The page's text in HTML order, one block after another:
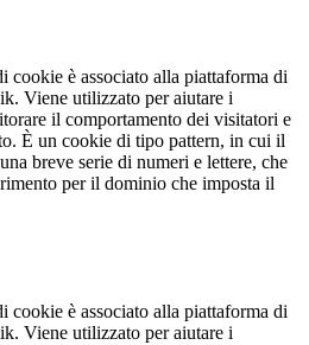
cookie è associato alla piattaforma di
Viene utilizzato per aiutare i
il comportamento dei visitatori e
È un cookie di tipo pattern, in cui il
breve serie di numeri e lettere, che
per il dominio che imposta il
cookie è associato alla piattaforma di
Viene utilizzato per aiutare i